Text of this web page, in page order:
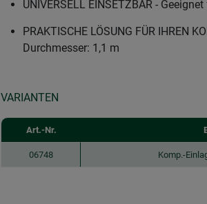
UNIVERSELL EINSETZBAR -
PRAKTISCHE LÖSUNG FÜR IHREN
Durchmesser: 1,1 m
VARIANTEN
Art.-Nr.
06748 Komp.-